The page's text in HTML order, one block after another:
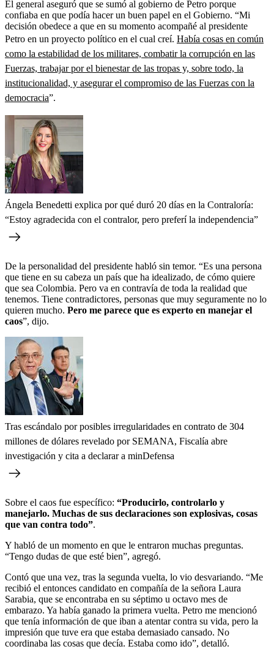
El general aseguró que se sumó al gobierno de Petro porque
confiaba en que podía hacer un buen papel en el Gobierno. “Mi
decisión obedece a que en su momento acompañé al presidente
Petro en un proyecto político en el cual creí. Había cosas en común
como la estabilidad de los militares, combatir la corrupción en las
Fuerzas, trabajar por el bienestar de las tropas y, sobre todo, la
institucionalidad, y asegurar el compromiso de las Fuerzas con la
democracia”.
Ángela Benedetti explica por qué duró 20 días en la Contraloría:
“Estoy agradecida con el contralor, pero preferí la independencia”
De la personalidad del presidente habló sin temor. “Es una persona
que tiene en su cabeza un país que ha idealizado, de cómo quiere
que sea Colombia. Pero va en contravía de toda la realidad que
tenemos. Tiene contradictores, personas que muy seguramente no lo
quieren mucho. Pero me parece que es experto en manejar el
caos”, dijo.
Tras escándalo por posibles irregularidades en contrato de 304
millones de dólares revelado por SEMANA, Fiscalía abre
investigación y cita a declarar a minDefensa
Sobre el caos fue específico: “Producirlo, controlarlo y
manejarlo. Muchas de sus declaraciones son explosivas, cosas
que van contra todo”.
Y habló de un momento en que le entraron muchas preguntas.
“Tengo dudas de que esté bien”, agregó.
Contó que una vez, tras la segunda vuelta, lo vio desvariando. “Me
recibió el entonces candidato en compañía de la señora Laura
Sarabia, que se encontraba en su séptimo u octavo mes de
embarazo. Ya había ganado la primera vuelta. Petro me mencionó
que tenía información de que iban a atentar contra su vida, pero la
impresión que tuve era que estaba demasiado cansado. No
coordinaba las cosas que decía. Estaba como ido”, detalló.